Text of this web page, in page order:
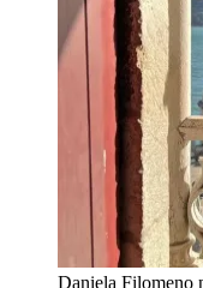
Daniela Filomeno